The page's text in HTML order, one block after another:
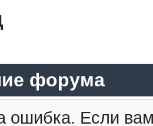
форума
ошибка. Если